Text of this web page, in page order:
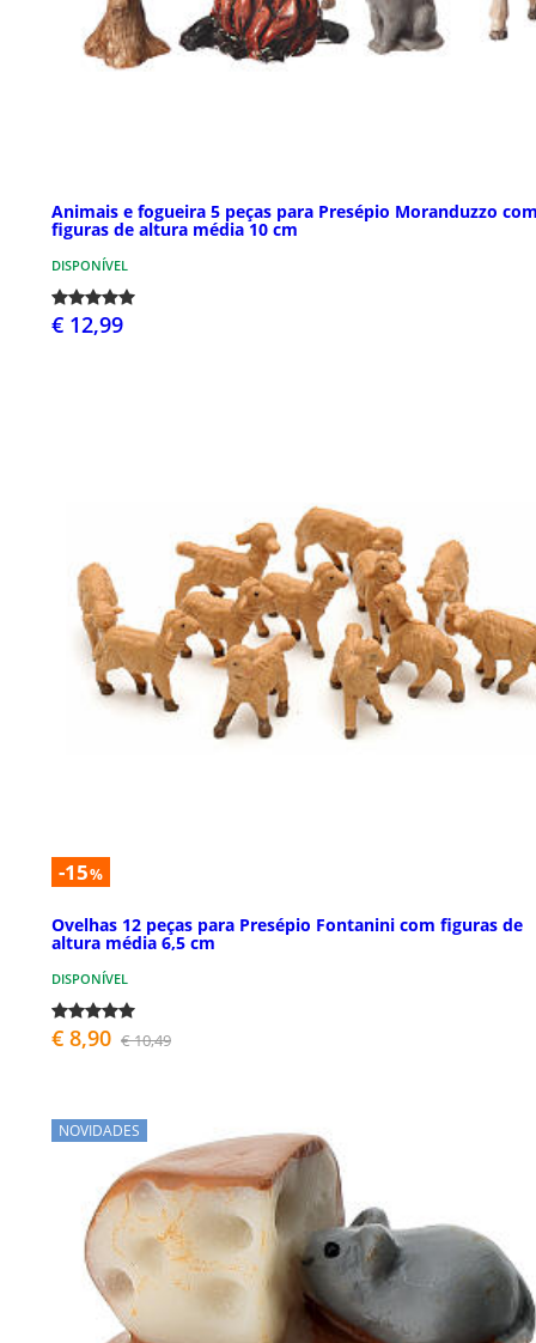
Animais e fogueira 5 peças para Presépio Moranduzzo
figuras de altura média 10 cm
DISPONÍVEL
€ 12,99
-15%
Ovelhas 12 peças para Presépio Fontanini com figuras de
altura média 6,5 cm
DISPONÍVEL
€ 8,90 € 10,49
NOVIDADES